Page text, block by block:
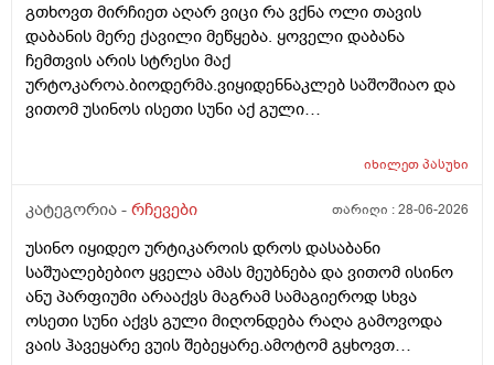
გთხოვთ მირჩიეთ აღარ ვიცი რა ვქნა ოლი თავის
დაბანის მერე ქავილი მეწყება. ყოველი დაბანა
ჩემთვის არის სტრესი მაქ
ურტოკაროა.ბიოდერმა.ვიყიდენნაკლებ საშოშიაო და
ვითომ უსინოს ისეთი სუნი აქ გული
დამატენიანებელი შამპუნიც მაგრამ ყველაფერზე
შემიხლია ვიტანკები.რამე მირჩიეთ დამპუნი რა რომ
ამექავოს.ბიბხიანოს შამპუნი რომ ვიყიდო ბაბეზ3
უარესი ხომ არარის?მხოლპდ ბიბცოანის საპობს იტანს
ტანოს კანი მაგრამ შამპუნი აოხმაროა და ასე მგონია
ბაბე იფრო ნახია და თუ ბაბე მახლევს ქავილს ბიბჩენი
იგრო მომცემს?სავატაუდოთ სიმშრალისგან მექავება
იხილეთპასუხი
კატეგორია - რჩევები თარიღი :28-06-2026
უსინო იყიდეო ურტიკაროის დროს დასაბანი
საშუალებებიო ყველა ამას მეუბნება და ვითომ ისინო
ანუ პარფიუმი არააქვს მაგრამ სამაგიეროდ სხვა
ოსეთი სუნი აქვს გული მიღონდება რაღა გამოვოდა
ვაის ჰავეყარე ვუის შებეყარე.ამოტომ გყხოვთ